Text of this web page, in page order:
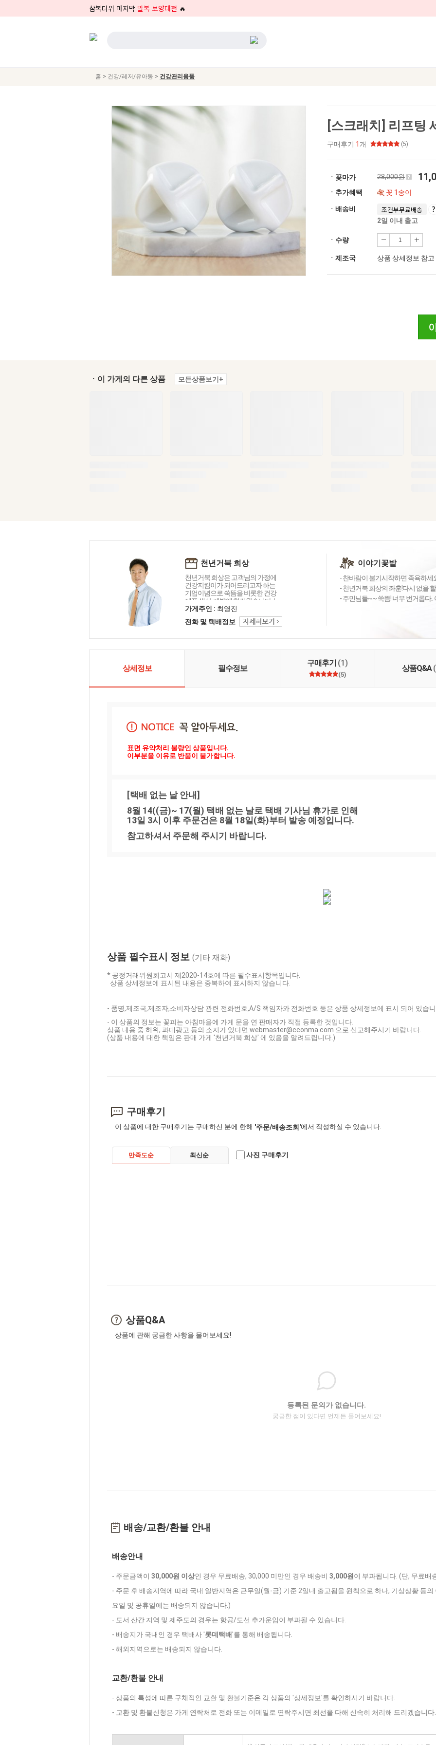
삼복더위 마지막 말복 보양대전 🔥
홈 > 건강/레저/유아동 > 건강관리용품
[스크래치] 리프팅
구매후기 1 개 (5)
ㆍ꽃마가 28,000원
ㆍ추가혜택 꽃 1송이
ㆍ배송비 조건부무료배송
2일 이내 출고
ㆍ수량
ㆍ제조국 상품 상세정보 참고
ㆍ이 가게의 다른 상품 모든상품보기+
천년거북 희상
천년거북 희상은 고객님의 가정에
건강지킴이가 되어드리고자 하는
기업이념으로 쑥뜸을 비롯한 건강
제품 생산, 개발에 힘써왔습니다. 늘
처음처럼 정직하고 진지하게 고객
님의 말씀에 귀 기울이고 끊임없이
혁신하고 노력하는 기업이 되겠습
가게주인 : 최영진
전화 및 택배정보
이야기꽃밭
- 찬바람이 불기시작하면 족욕하세
- 천년거북 희상의 좌훈!다시 없을
- 주민님들~~ 쑥뜸! 너무 번거롭다..
상세정보 필수정보
구매후기 (1)
(5)
상품Q&A
표면 유약처리 불량인 상품입니다.
이부분을 이유로 반품이 불가합니다.
[택배 없는 날 안내]
8월 14((금)~ 17(월) 택배 없는 날로 택배 기사님 휴가로 인해
13일 3시 이후 주문건은 8월 18일(화)부터 발송 예정입니다.
참고하셔서 주문해 주시기 바랍니다.
상품 필수표시 정보 (기타 재화)
* 공정거래위원회고시 제2020-14호에 따른 필수표시항목입니다.
상품 상세정보에 표시된 내용은 중복하여 표시하지 않습니다.
- 품명,제조국,제조자,소비자상담 관련 전화번호,A/S 책임자와 전화번호 등은 상품 상세정보에 표시 되어 있습
- 이 상품의 정보는 꽃피는 아침마을에 가게 문을 연 판매자가 직접 등록한 것입니다.
상품 내용 중 허위, 과대광고 등의 소지가 있다면 webmaster@cconma.com 으로 신고해주시기 바랍니다.
(상품 내용에 대한 책임은 판매 가게 '천년거북 희상' 에 있음을 알려드립니다.)
구매후기
이 상품에 대한 구매후기는 구매하신 분에 한해 '주문/배송조회'에서 작성하실 수 있습니다.
만족도순 최신순 사진 구매후기
상품Q&A
상품에 관해 궁금한 사항을 물어보세요!
등록된 문의가 없습니다.
궁금한 점이 있다면 언제든 물어보세요!
배송/교환/환불 안내
배송안내
- 주문금액이 30,000원 이상인 경우 무료배송, 30,000 미만인 경우 배송비 3,000원 이 부과됩니다. (단, 무료배
- 주문 후 배송지역에 따라 국내 일반지역은 근무일(월-금) 기준 2일내 출고됨을 원칙으로 하나, 기상상황 등
요일 및 공휴일에는 배송되지 않습니다.)
- 도서 산간 지역 및 제주도의 경우는 항공/도선 추가운임이 부과될 수 있습니다.
- 배송지가 국내인 경우 택배사 '롯데택배'를 통해 배송됩니다.
- 해외지역으로는 배송되지 않습니다.
교환/환불 안내
- 상품의 특성에 따른 구체적인 교환 및 환불기준은 각 상품의 '상세정보'를 확인하시기 바랍니다.
- 교환 및 환불신청은 가게 연락처로 전화 또는 이메일로 연락주시면 최선을 다해 신속히 처리해 드리겠습니다.